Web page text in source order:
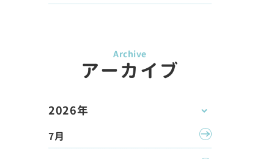
アーカイブ
2026年
7月